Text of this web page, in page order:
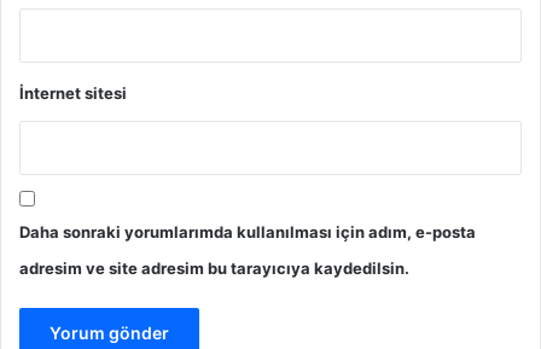
İnternet sitesi
Daha sonraki yorumlarımda kullanılması için adım, e-posta
adresim ve site adresim bu tarayıcıya kaydedilsin.